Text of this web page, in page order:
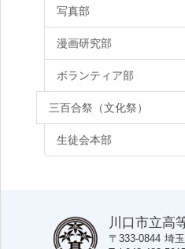
写真部
漫画研究部
ボランティア部
三百合祭（文化祭）
生徒会本部
川口市立高
〒333-0844 埼